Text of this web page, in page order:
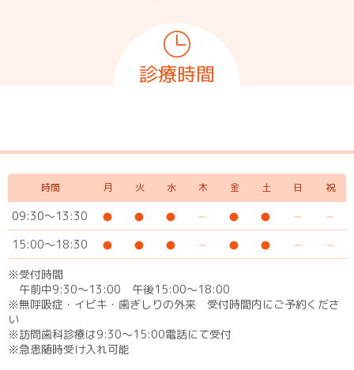
診療時間
時間 月 火 水 木 金 土 日 祝
09:30～13:30
15:00～18:30
※受付時間
午前中9:30～13:00 午後15:00～18:00
※無呼吸症・イビキ・歯ぎしりの外来 受付時間内にご予約くださ
い
※訪問歯科診療は9:30〜15:00電話にて受付
※急患随時受け入れ可能